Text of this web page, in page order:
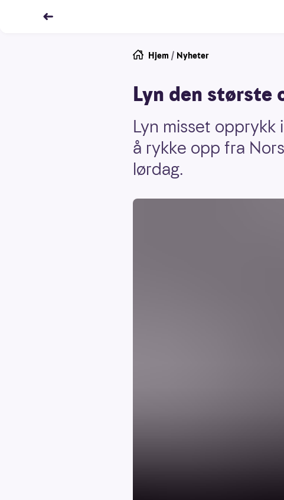
Hjem / Nyheter
Lyn den
Lyn misset
å rykke opp fra
lørdag.